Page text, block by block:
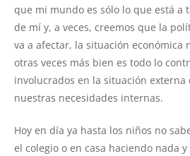
que mi mundo es sólo lo que está a
de mí y, a veces, creemos que la
va a afectar, la situación económica
otras veces más bien es todo lo
involucrados en la situación externa
nuestras necesidades internas.
Hoy en día ya hasta los niños no
el colegio o en casa haciendo nada